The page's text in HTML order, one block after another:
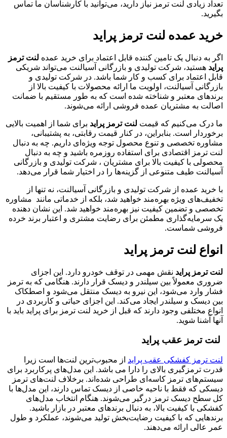
تعداد زیادی لنت ترمز نیاز دارید، می‌توانید با کارشناسان ما تماس
بگیرید.
خرید عمده لنت ترمز پراید
اگر به دنبال یک تامین کننده قابل اعتماد برای خرید عمده لنت ترمز
پراید هستید، شرکت تولیدی و بازرگانی آسیالنت می‌تواند شریکی
قابل اعتماد برای کسب و کار شما باشد. در شرکت تولیدی و
بازرگانی آسیالنت، اولویت ما ارائه محصولات با کیفیت بالا از
برندهای معتبر و شناخته شده است که به طور مستقیم با ضمانت
اصالت به مشتریان عمده فروشی ارائه می‌شوند.
ما درک می‌کنیم که قیمت لنت ترمز پراید برای شما از اهمیت بالایی
برخوردار است. بنابراین، در کنار قیمت رقابتی، به پشتیبانی،
مشاوره تخصصی و تنوع محصول توجه ویژه‌ای داریم. چه به دنبال
لنت ترمز اقتصادی برای استفاده روزمره باشید و چه به دنبال
محصولی با کیفیت بالا برای مشتریان ، شرکت تولیدی و بازرگانی
آسیالنت طیف متنوعی از گزینه‌ها را در اختیار شما قرار می‌دهد.
با خرید عمده از شرکت تولیدی و بازرگانی آسیالنت، نه تنها از
تخفیف‌های ویژه بهره‌مند خواهید شد، بلکه از خدماتی مانند مشاوره
تخصصی و تضمین کیفیت نیز بهره‌مند خواهید شد. این نشان دهنده
یک سرمایه‌گذاری مطمئن برای رضایت مشتری و اعتبار برند خرده
فروشی شماست.
انواع لنت ترمز پراید
لنت ترمز پراید نقش مهمی در توقف خودرو دارد. این اجزای
ضروری معمولاً بین سیلندر و دیسک قرار دارند. هنگامی که به ترمز
فشار وارد می‌شود، این نیرو به دیسک منتقل می‌شود و اصطکاک
بین دیسک و سیلندر ایجاد می‌کند. این اجزای حیاتی و کاربردی در
انواع مختلفی وجود دارند که قبل از خرید لنت ترمز برای پراید باید با
آنها آشنا شوید.
لنت ترمز عقب پراید
لنت ترمز کفشکی عقب پراید از محبوب‌ترین لنت‌ها است زیرا
قدرت ترمزگیری بالای را دارا می باشد. این مدل‌های پرکاربرد برای
سیستم‌های ترمز کاسه‌ای طراحی شده‌اند. برخلاف لنت‌های ترمز
دیسکی که فقط با ناحیه خاصی از دیسک تماس دارند، این مدل‌ها با
کل سطح دیسک ترمز درگیر می‌شوند. هنگام انتخاب مدل‌های
کفشکی با کیفیت بالا، به دنبال برندهای معتبر در بازار باشید.
برندهایی که با کیفیت رضایت‌بخش تولید می‌شوند، عملکرد و طول
عمر عالی ارائه می‌دهند.